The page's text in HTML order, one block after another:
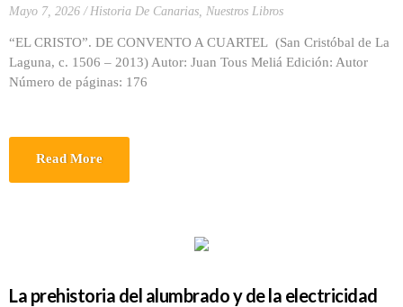
Mayo 7, 2026 Historia De Canarias, Nuestros Libros
“EL CRISTO”. DE CONVENTO A CUARTEL (San Cristóbal de La
Laguna, c. 1506 – 2013) Autor: Juan Tous Meliá Edición: Autor
Número de páginas: 176
Read More
La prehistoria del alumbrado y de la electricidad